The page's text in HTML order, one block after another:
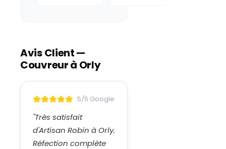
Avis Client —
Couvreur à Orly
5/5 Google
"Très satisfait
d'Artisan Robin à Orly.
Réfection complète